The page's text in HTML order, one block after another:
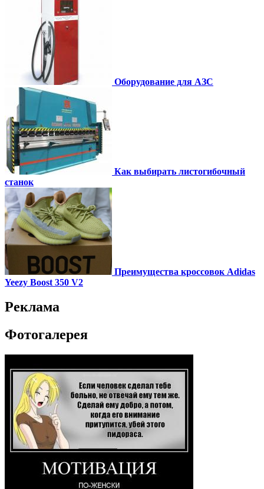
Оборудование для АЗС
Как выбирать листогибочный
станок
Преимущества кроссовок Adidas
Yeezy Boost 350 V2
Реклама
Фотогалерея